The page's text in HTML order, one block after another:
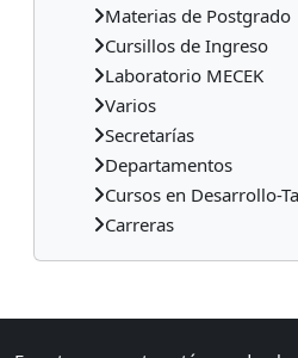
Materias de Postgrado
Cursillos de Ingreso
Laboratorio MECEK
Varios
Secretarías
Departamentos
Cursos en Desarrollo-
Carreras
Bloques